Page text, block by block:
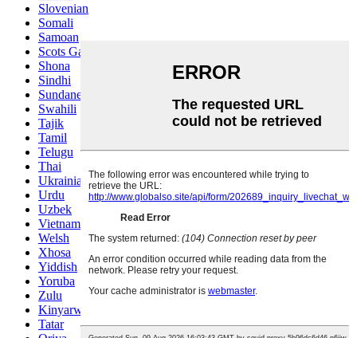
Slovenian
Somali
Samoan
Scots Gaelic
Shona
Sindhi
Sundanese
Swahili
Tajik
Tamil
Telugu
Thai
Ukrainian
Urdu
Uzbek
Vietnamese
Welsh
Xhosa
Yiddish
Yoruba
Zulu
Kinyarwanda
Tatar